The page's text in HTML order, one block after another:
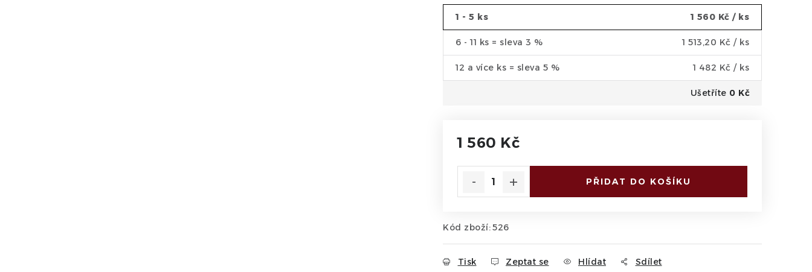
1 - 5 ks 1 560 Kč / ks
6 - 11 ks = sleva 3 % 1 513,20 Kč / ks
12 a více ks = sleva 5 % 1 482 Kč / ks
Ušetříte 0 Kč
1 560 Kč
PŘIDAT DO KOŠÍKU
Kód zboží:526
Tisk Zeptat se Hlídat Sdílet